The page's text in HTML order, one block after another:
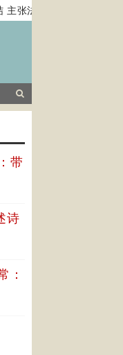
张法国扮演平衡角色
带
诗
：